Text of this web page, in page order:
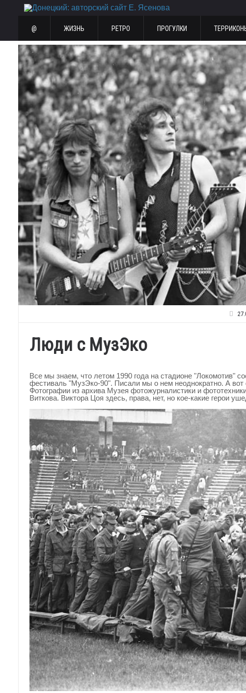
@ ЖИЗНЬ РЕТРО ПРОГУЛКИ
Люди с МузЭко
Все мы знаем, что летом 1990 года на стадионе "Локомотив"
фестиваль "МузЭко-90". Писали мы о нем неоднократно. А
Фотографии из архива Музея фотожурналистики и
Виткова. Виктора Цоя здесь, права, нет, но кое-какие герои